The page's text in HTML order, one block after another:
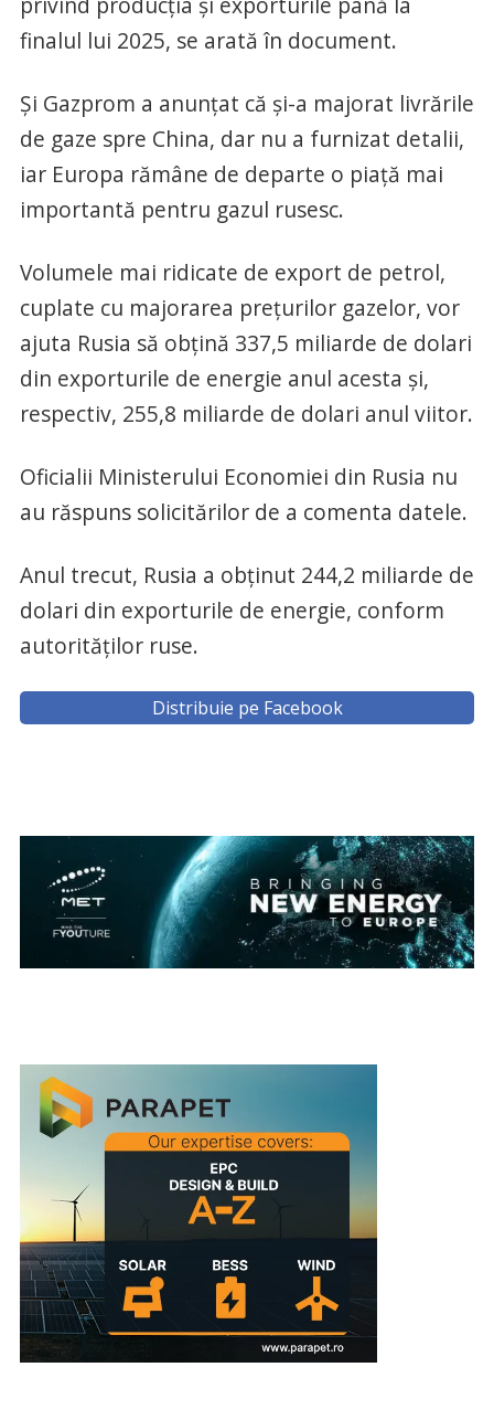
finalul lui 2025, se arată în document.
Şi Gazprom a anunţat că şi-a majorat livrările
de gaze spre China, dar nu a furnizat detalii,
iar Europa rămâne de departe o piaţă mai
importantă pentru gazul rusesc.
Volumele mai ridicate de export de petrol,
cuplate cu majorarea preţurilor gazelor, vor
ajuta Rusia să obţină 337,5 miliarde de dolari
din exporturile de energie anul acesta şi,
respectiv, 255,8 miliarde de dolari anul viitor.
Oficialii Ministerului Economiei din Rusia nu
au răspuns solicitărilor de a comenta datele.
Anul trecut, Rusia a obţinut 244,2 miliarde de
dolari din exporturile de energie, conform
autorităţilor ruse.
Distribuie pe Facebook